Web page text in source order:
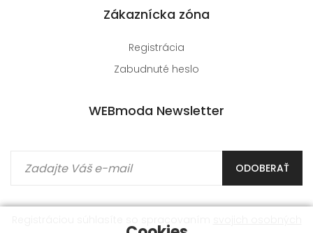
Zákaznícka zóna
Registrácia
Zabudnuté heslo
WEBmoda Newsletter
ODOBERAŤ